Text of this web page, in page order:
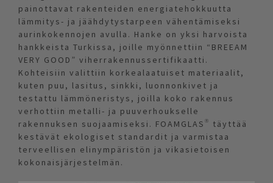
painottavat rakenteiden energiatehokkuutta
lämmitys- ja jäähdytystarpeen vähentämiseksi
aurinkokennojen avulla. Hanke on yksi harvoista
hankkeista Turkissa, joille myönnettiin “BREEAM
VERY GOOD” viherrakennussertifikaatti.
Kohteisiin valittiin korkealaatuiset materiaalit,
kuten puu, lasitus, sinkki, luonnonkivet ja
testattu lämmöneristys, joilla koko rakennus
verhottiin metalli- ja puuverhoukselle
rakennuksen suojaamiseksi. FOAMGLAS® täyttää
kestävät ekologiset standardit ja varmistaa
terveellisen elinympäristön ja vikasietoisen
kokonaisjärjestelmän.